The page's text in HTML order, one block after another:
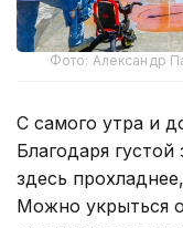
Фото: Александр
С самого утра и
Благодаря
здесь
Можно укрыться